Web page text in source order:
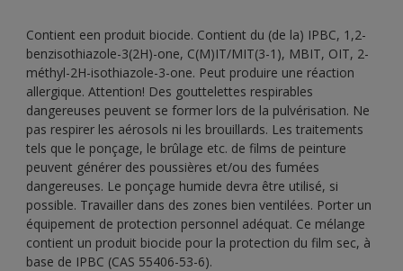
Contient een produit biocide. Contient du (de la) IPBC, 1,2-
benzisothiazole-3(2H)-one, C(M)IT/MIT(3-1), MBIT, OIT, 2-
méthyl-2H-isothiazole-3-one. Peut produire une réaction
allergique. Attention! Des gouttelettes respirables
dangereuses peuvent se former lors de la pulvérisation. Ne
pas respirer les aérosols ni les brouillards. Les traitements
tels que le ponçage, le brûlage etc. de films de peinture
peuvent générer des poussières et/ou des fumées
dangereuses. Le ponçage humide devra être utilisé, si
possible. Travailler dans des zones bien ventilées. Porter un
équipement de protection personnel adéquat. Ce mélange
contient un produit biocide pour la protection du film sec, à
base de IPBC (CAS 55406-53-6).